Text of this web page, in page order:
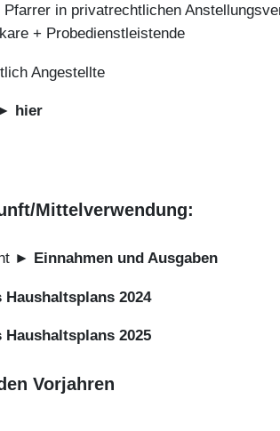
Pfarrer in privatrechtlichen
+ Probedienstleistende
Angestellte
hier
Mittelverwendung:
► Einnahmen und Ausgaben
2024
2025
Vorjahren